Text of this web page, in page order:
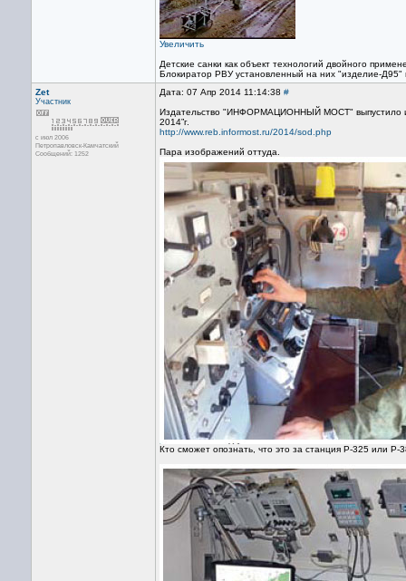
Увеличить
Детские санки как объект технологий двойного
Блокиратор РВУ установленный на них "изделие-Д95"
Zet
Участник
с июл 2006
Петропавловск-Камчатский
Сообщений: 1252
Дата: 07 Апр 2014 11:14:38 #
Издательство "ИНФОРМАЦИОННЫЙ МОСТ" выпустило
2014”г.
http://www.reb.informost.ru/2014/sod.php
Пара изображений оттуда.
Кто сможет опознать, что это за станция Р-325 или